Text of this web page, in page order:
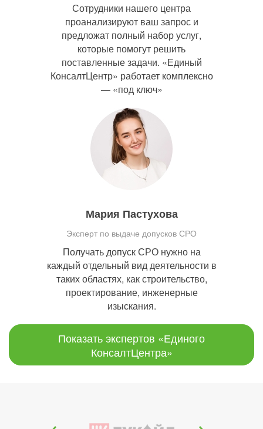
Сотрудники нашего центра
проанализируют ваш запрос и
предложат полный набор услуг,
которые помогут решить
поставленные задачи. «Единый
КонсалтЦентр» работает комплексно
— «под ключ»
Мария Пастухова
Эксперт по выдаче допусков СРО
Получать допуск СРО нужно на
каждый отдельный вид деятельности в
таких областях, как строительство,
проектирование, инженерные
изыскания.
Показать экспертов «Единого
КонсалтЦентра»